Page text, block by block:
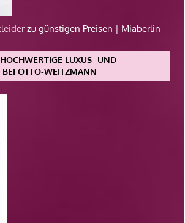
zu günstigen Preisen | Miaberlin
LUXUS- UND
OTTO-WEITZMANN